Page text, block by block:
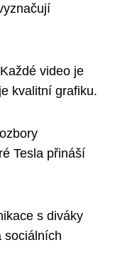
Každé video je
kvalitní grafiku.
Tesla přináší
s diváky
sociálních